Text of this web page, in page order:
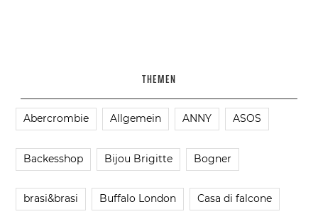
THEMEN
Abercrombie Allgemein ANNY ASOS
Backesshop Bijou Brigitte Bogner
brasi&brasi Buffalo London Casa di falcone